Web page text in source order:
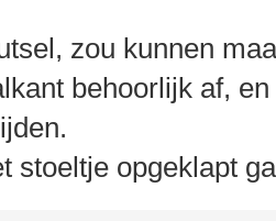
zou kunnen
behoorlijk af,
stoeltje opgeklapt